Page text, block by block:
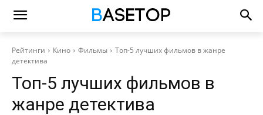
Рейтинги Кино Фильмы
Топ-5 лучших фильмов в жанре
детектива
Топ-5 лучших фильмов в
жанре детектива